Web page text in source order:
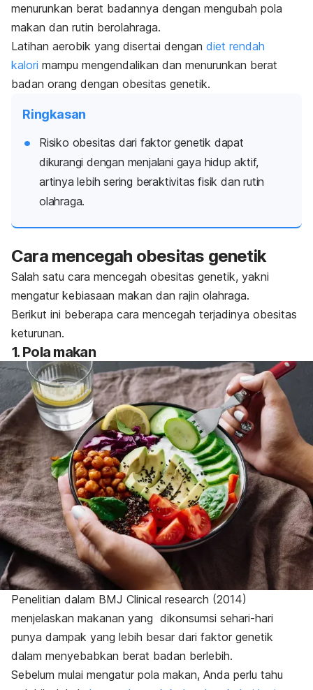
menurunkan berat badannya dengan mengubah pola
makan dan rutin berolahraga.
Latihan aerobik yang disertai dengan diet rendah
kalori mampu mengendalikan dan menurunkan berat
badan orang dengan obesitas genetik.
Ringkasan
Risiko obesitas dari faktor genetik dapat
dikurangi dengan menjalani gaya hidup aktif,
artinya lebih sering beraktivitas fisik dan rutin
olahraga.
Cara mencegah obesitas genetik
Salah satu cara mencegah obesitas genetik, yakni
mengatur kebiasaan makan dan rajin olahraga.
Berikut ini beberapa cara mencegah terjadinya obesitas
keturunan.
1. Pola makan
Penelitian dalam ​​ BMJ Clinical research (2014)
menjelaskan makanan yang dikonsumsi sehari-hari
punya dampak yang lebih besar dari faktor genetik
dalam menyebabkan berat badan berlebih.
Sebelum mulai mengatur pola makan, Anda perlu tahu